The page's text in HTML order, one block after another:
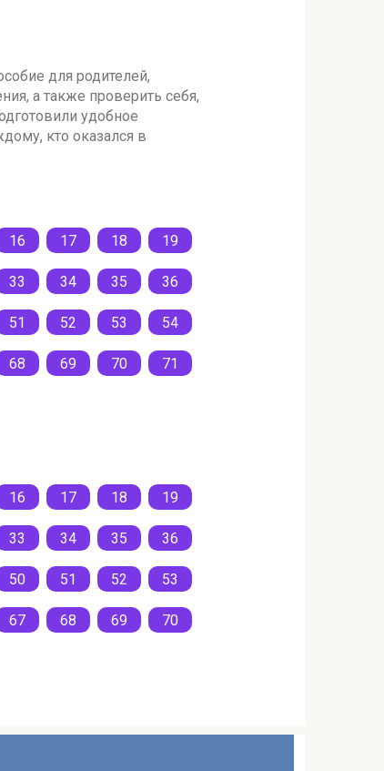
для родителей,
а также проверить себя,
удобное
кто оказался в
16 17 18 19
33 34 35 36
51 52 53 54
68 69 70 71
16 17 18 19
33 34 35 36
50 51 52 53
67 68 69 70